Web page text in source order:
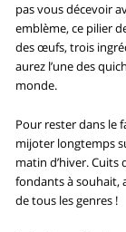
pas vous décevoir
emblème, ce pilier
des œufs, trois
aurez l’une des
monde.
Pour rester dans le
mijoter longtemps
matin d’hiver.
fondants à souhait,
de tous les genres !